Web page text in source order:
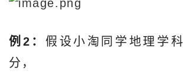
例2： 假设小淘同学地理学
分，